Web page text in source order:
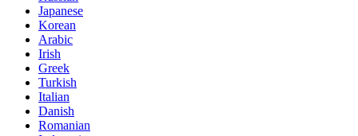
Japanese
Korean
Arabic
Irish
Greek
Turkish
Italian
Danish
Romanian